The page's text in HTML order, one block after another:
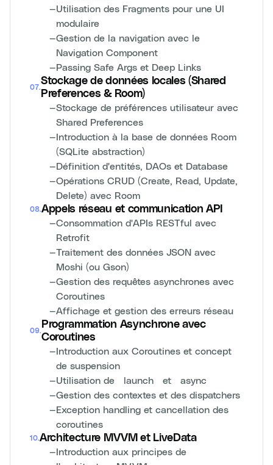
—Utilisation des Fragments pour une UI
modulaire
—Gestion de la navigation avec le
Navigation Component
—Passing Safe Args et Deep Links
07.
Stockage de données locales (Shared
Preferences & Room)
—Stockage de préférences utilisateur avec
Shared Preferences
—Introduction à la base de données Room
(SQLite abstraction)
—Définition d'entités, DAOs et Database
—Opérations CRUD (Create, Read, Update,
Delete) avec Room
08.Appels réseau et communication API
—Consommation d'APIs RESTful avec
Retrofit
—Traitement des données JSON avec
Moshi (ou Gson)
—Gestion des requêtes asynchrones avec
Coroutines
—Affichage et gestion des erreurs réseau
09.
Programmation Asynchrone avec
Coroutines
—Introduction aux Coroutines et concept
de suspension
—Utilisation de `launch` et `async`
—Gestion des contextes et des dispatchers
—Exception handling et cancellation des
coroutines
10.Architecture MVVM et LiveData
—Introduction aux principes de